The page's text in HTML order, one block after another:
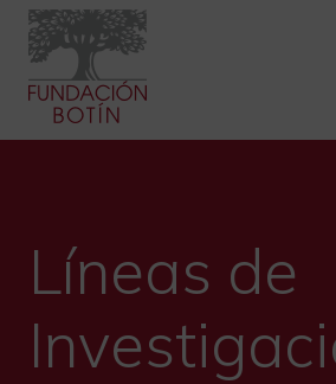
Skip
content
Líneas de